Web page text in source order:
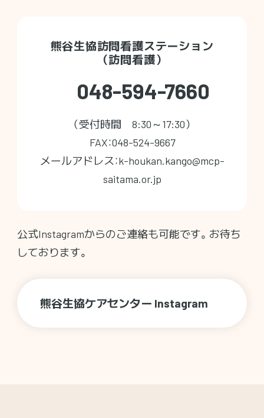
熊谷生協訪問看護ステーション
（訪問看護）
048-594-7660
（受付時間 8:30～17:30）
FAX：048-524-9667
メールアドレス：k-houkan.kango@mcp-
saitama.or.jp
公式Instagramからのご連絡も可能です。お待ち
しております。
熊谷生協ケアセンター Instagram